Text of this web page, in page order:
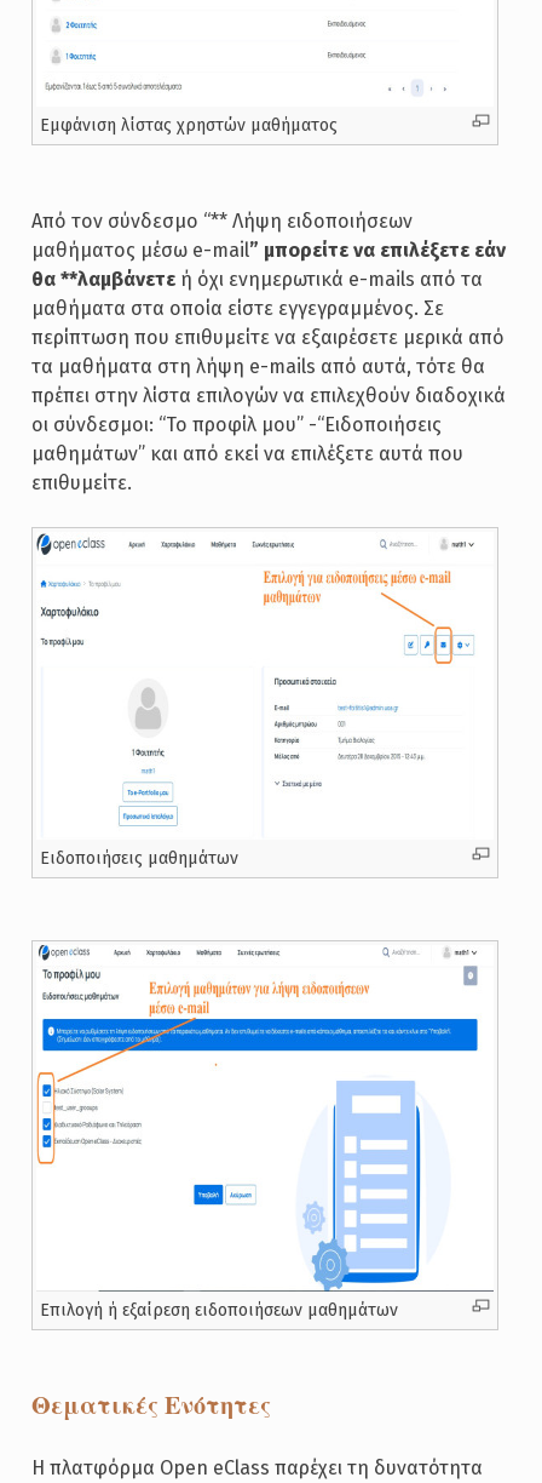
Εμφάνιση λίστας χρηστών μαθήματος
Από τον σύνδεσμο “** Λήψη ειδοποιήσεων
μαθήματος μέσω e-mail” μπορείτε να επιλέξετε εάν
θα **λαμβάνετεή όχι ενημερωτικά e-mails από τα
μαθήματα στα οποία είστε εγγεγραμμένος. Σε
περίπτωση που επιθυμείτε να εξαιρέσετε μερικά από
τα μαθήματα στη λήψη e-mails από αυτά, τότε θα
πρέπει στην λίστα επιλογών να επιλεχθούν διαδοχικά
οι σύνδεσμοι: “Το προφίλ μου” -“Ειδοποιήσεις
μαθημάτων” και από εκεί να επιλέξετε αυτά που
επιθυμείτε.
Ειδοποιήσεις μαθημάτων
Επιλογή ή εξαίρεση ειδοποιήσεων μαθημάτων
Θεματικές Ενότητες
Η πλατφόρμα Open eClass παρέχει τη δυνατότητα